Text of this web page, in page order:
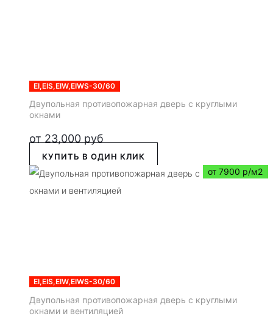
EI,EIS,EIW,EIWS-30/60
Двупольная противопожарная дверь с круглыми
окнами
от 23,000 руб
КУПИТЬ В ОДИН КЛИК
от 7900 р/м2
EI,EIS,EIW,EIWS-30/60
Двупольная противопожарная дверь с круглыми
окнами и вентиляцией